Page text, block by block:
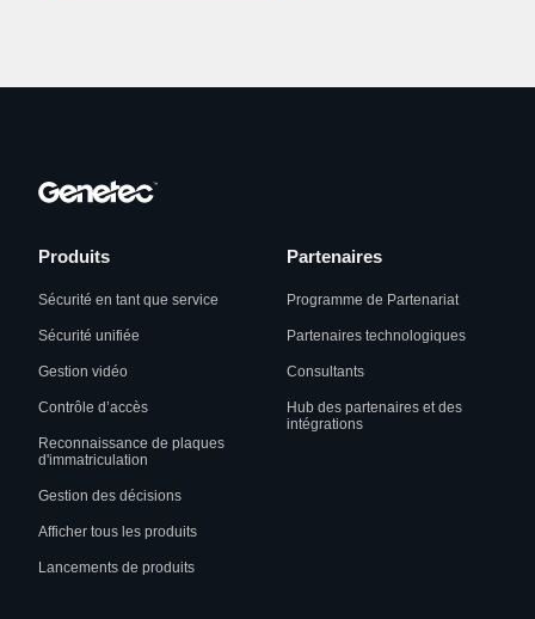
Produits
Sécurité en tant que service
Sécurité unifiée
Gestion vidéo
Contrôle d’accès
Reconnaissance de plaques
d'immatriculation
Gestion des décisions
Afficher tous les produits
Lancements de produits
Partenaires
Programme de Partenariat
Partenaires technologiques
Consultants
Hub des partenaires et des
intégrations